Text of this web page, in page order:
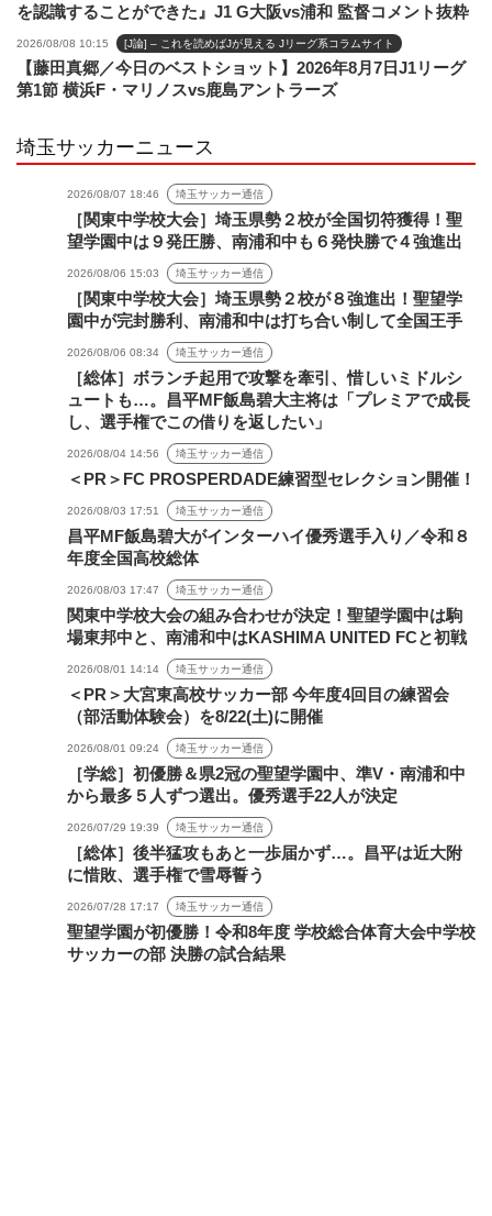
を認識することができた』J1 G大阪vs浦和 監督コメント抜粋
2026/08/08 10:15 [J論] – これを読めばJが見える Jリーグ系コラムサイト
【藤田真郷／今日のベストショット】2026年8月7日J1リーグ
第1節 横浜F・マリノスvs鹿島アントラーズ
埼玉サッカーニュース
2026/08/07 18:46 埼玉サッカー通信
［関東中学校大会］埼玉県勢２校が全国切符獲得！聖
望学園中は９発圧勝、南浦和中も６発快勝で４強進出
2026/08/06 15:03 埼玉サッカー通信
［関東中学校大会］埼玉県勢２校が８強進出！聖望学
園中が完封勝利、南浦和中は打ち合い制して全国王手
2026/08/06 08:34 埼玉サッカー通信
［総体］ボランチ起用で攻撃を牽引、惜しいミドルシ
ュートも…。昌平MF飯島碧大主将は「プレミアで成長
し、選手権でこの借りを返したい」
2026/08/04 14:56 埼玉サッカー通信
＜PR＞FC PROSPERDADE練習型セレクション開催！
2026/08/03 17:51 埼玉サッカー通信
昌平MF飯島碧大がインターハイ優秀選手入り／令和８
年度全国高校総体
2026/08/03 17:47 埼玉サッカー通信
関東中学校大会の組み合わせが決定！聖望学園中は駒
場東邦中と、南浦和中はKASHIMA UNITED FCと初戦
2026/08/01 14:14 埼玉サッカー通信
＜PR＞大宮東高校サッカー部 今年度4回目の練習会
（部活動体験会）を8/22(土)に開催
2026/08/01 09:24 埼玉サッカー通信
［学総］初優勝＆県2冠の聖望学園中、準V・南浦和中
から最多５人ずつ選出。優秀選手22人が決定
2026/07/29 19:39 埼玉サッカー通信
［総体］後半猛攻もあと一歩届かず…。昌平は近大附
に惜敗、選手権で雪辱誓う
2026/07/28 17:17 埼玉サッカー通信
聖望学園が初優勝！令和8年度 学校総合体育大会中学校
サッカーの部 決勝の試合結果